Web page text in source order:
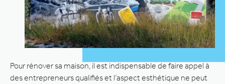
Pour rénover sa maison, il est indispensable de faire appel à
des entrepreneurs qualifiés et l’aspect esthétique ne peut